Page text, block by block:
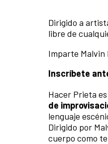
Dirigido a
libre de
Imparte Malvin
Inscríbete
Hacer Prieta
de
lenguaje
Dirigido por
cuerpo como